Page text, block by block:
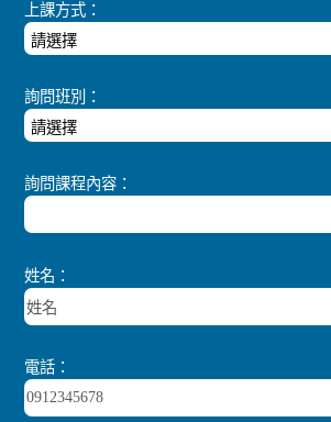
上課方式：
詢問班別：
詢問課程內容：
姓名：
電話：